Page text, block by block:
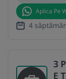
Aplica Pe
4
3
E